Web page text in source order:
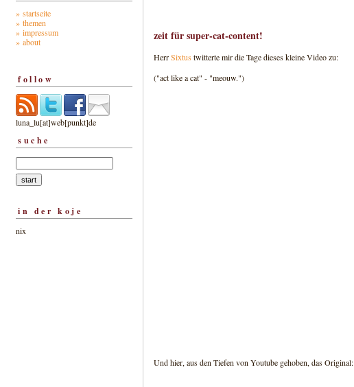
» startseite
» themen
» impressum
» about
follow
luna_lu[at]web[punkt]de
suche
in der koje
nix
zeit für super-cat-content!
HerrSixtus twitterte mir die Tage dieses kleine Video zu:
("act like a cat" - "meouw.")
Und hier, aus den Tiefen von Youtube gehoben, das Original: